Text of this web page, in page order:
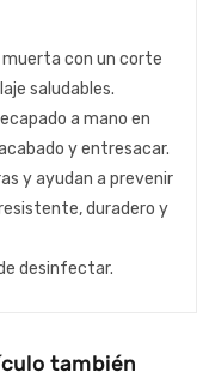
con un corte
saludables.
a mano en
y entresacar.
y ayudan a prevenir
duradero y
desinfectar.
también